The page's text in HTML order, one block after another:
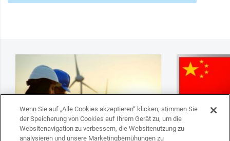
Wenn Sie auf „Alle Cookies akzeptieren“ klicken, stimmen Sie
der Speicherung von Cookies auf Ihrem Gerät zu, um die
Websitenavigation zu verbessern, die Websitenutzung zu
analysieren und unsere Marketingbemühungen zu